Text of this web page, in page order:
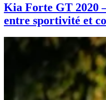
Kia Forte GT 2020
entre sportivité et